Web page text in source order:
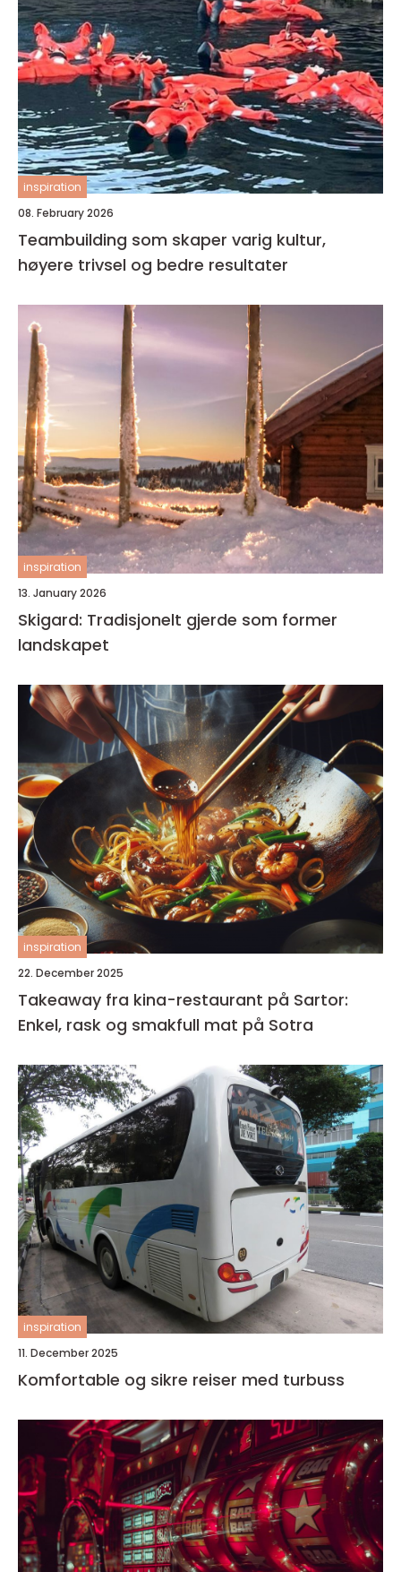
inspiration
08. February 2026
Teambuilding som skaper varig kultur,
høyere trivsel og bedre resultater
inspiration
13. January 2026
Skigard: Tradisjonelt gjerde som former
landskapet
inspiration
22. December 2025
Takeaway fra kina-restaurant på Sartor:
Enkel, rask og smakfull mat på Sotra
inspiration
11. December 2025
Komfortable og sikre reiser med turbuss